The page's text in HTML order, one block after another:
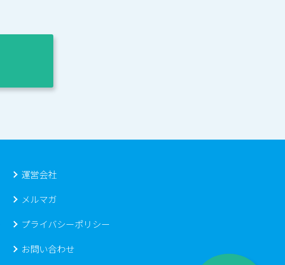
運営会社
メルマガ
プライバシーポリシー
お問い合わせ